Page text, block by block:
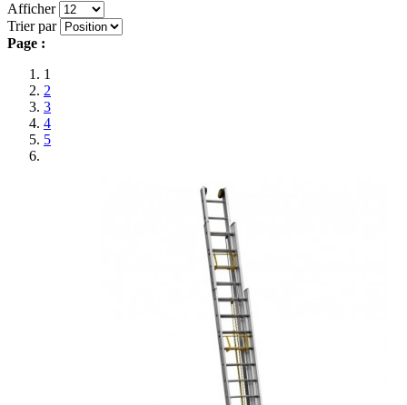
Afficher
Trier par
Page :
1
2
3
4
5